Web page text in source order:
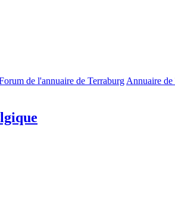
de l'annuaire de TerraburgAnnuaire de